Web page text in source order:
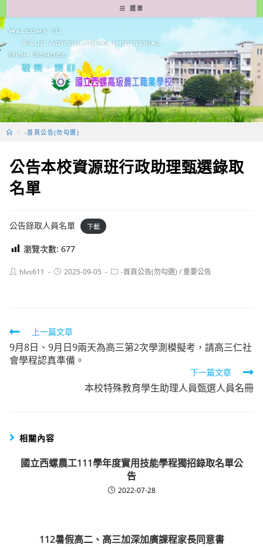
轉
至
要
容
選單
> -首頁公告(勿勾選)
公告本校資源班行政助理甄選錄取
名單
公告錄取人員名單 下載
瀏覽次數: 677
Posthlvs611
Post2025-09-05
Post-首頁公告(勿勾選) /重要公告
Read
more
articles
上一篇文章
9月8日、9月日9兩天為高三第2次學測模擬考，請高三仁社
會學程認真準備。
下一篇文章
本校特殊教育學生助理人員甄選人員名冊
相關內容
國立西螺農工111學年度實用技能學程獨招錄取名單公
告
2022-07-28
112暑假高二、高三加深加廣課程家長同意書